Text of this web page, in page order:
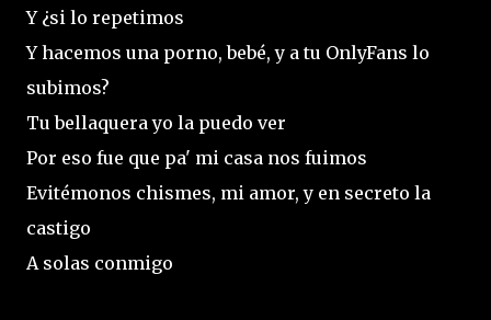
Y ¿si lo repetimos
Y hacemos una porno, bebé, y a tu OnlyFans lo
subimos?
Tu bellaquera yo la puedo ver
Por eso fue que pa' mi casa nos fuimos
Evitémonos chismes, mi amor, y en secreto la
castigo
A solas conmigo